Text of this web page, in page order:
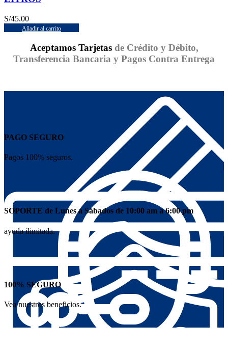
S/45.00
Añadir al carrito
Aceptamos Tarjetas de Crédito y Débito,
Transferencia Bancaria y Pagos Contra Entrega
PAGO SEGURO
Pagos 100% seguros.
SOPORTE de Lunes a Sábados de 10:00 am a 6:00 pm
ayuda ilimitada.
100% SEGURO
Vea nuestros beneficios.